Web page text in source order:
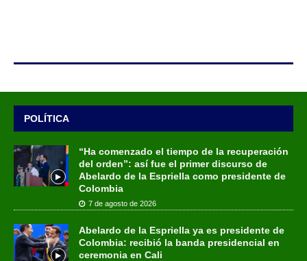
POLÍTICA
“Ha comenzado el tiempo de la recuperación
del orden”: así fue el primer discurso de
Abelardo de la Espriella como presidente de
Colombia
7 de agosto de 2026
Abelardo de la Espriella ya es presidente de
Colombia: recibió la banda presidencial en
ceremonia en Cali